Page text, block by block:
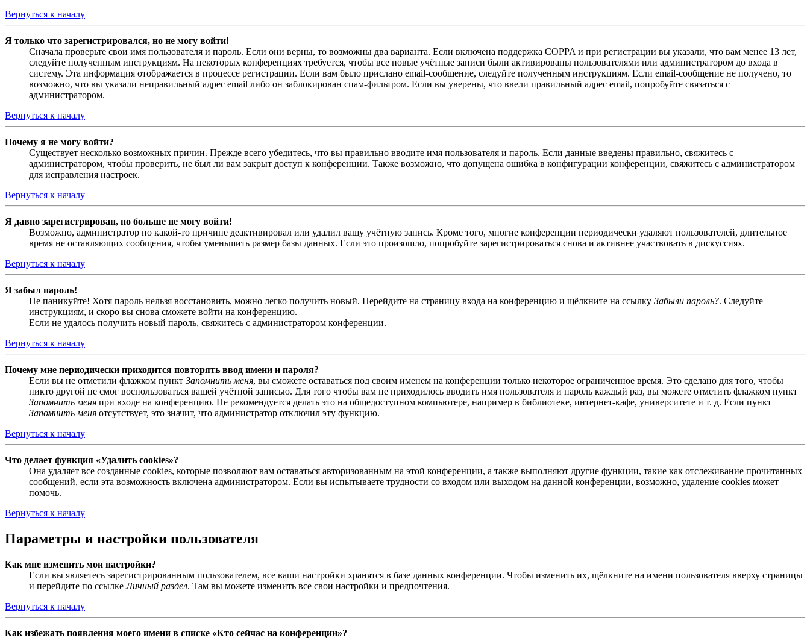
Вернуться к началу
Я только что зарегистрировался, но не могу войти!
Сначала проверьте свои имя пользователя и пароль. Если они верны, то возможны два варианта. Если включена поддержка COPPA и при регистрации вы указали, что вам менее 13 лет,
следуйте полученным инструкциям. На некоторых конференциях требуется, чтобы все новые учётные записи были активированы пользователями или администратором до входа в
систему. Эта информация отображается в процессе регистрации. Если вам было прислано email-сообщение, следуйте полученным инструкциям. Если email-сообщение не получено, то
возможно, что вы указали неправильный адрес email либо он заблокирован спам-фильтром. Если вы уверены, что ввели правильный адрес email, попробуйте связаться с
администратором.
Вернуться к началу
Почему я не могу войти?
Существует несколько возможных причин. Прежде всего убедитесь, что вы правильно вводите имя пользователя и пароль. Если данные введены правильно, свяжитесь с
администратором, чтобы проверить, не был ли вам закрыт доступ к конференции. Также возможно, что допущена ошибка в конфигурации конференции, свяжитесь с администратором
для исправления настроек.
Вернуться к началу
Я давно зарегистрирован, но больше не могу войти!
Возможно, администратор по какой-то причине деактивировал или удалил вашу учётную запись. Кроме того, многие конференции периодически удаляют пользователей, длительное
время не оставляющих сообщения, чтобы уменьшить размер базы данных. Если это произошло, попробуйте зарегистрироваться снова и активнее участвовать в дискуссиях.
Вернуться к началу
Я забыл пароль!
Не паникуйте! Хотя пароль нельзя восстановить, можно легко получить новый. Перейдите на страницу входа на конференцию и щёлкните на ссылку Забыли пароль?. Следуйте
инструкциям, и скоро вы снова сможете войти на конференцию.
Если не удалось получить новый пароль, свяжитесь с администратором конференции.
Вернуться к началу
Почему мне периодически приходится повторять ввод имени и пароля?
Если вы не отметили флажком пункт Запомнить меня, вы сможете оставаться под своим именем на конференции только некоторое ограниченное время. Это сделано для того, чтобы
никто другой не смог воспользоваться вашей учётной записью. Для того чтобы вам не приходилось вводить имя пользователя и пароль каждый раз, вы можете отметить флажком пункт
Запомнить меня при входе на конференцию. Не рекомендуется делать это на общедоступном компьютере, например в библиотеке, интернет-кафе, университете и т. д. Если пункт
Запомнить меня отсутствует, это значит, что администратор отключил эту функцию.
Вернуться к началу
Что делает функция «Удалить cookies»?
Она удаляет все созданные cookies, которые позволяют вам оставаться авторизованным на этой конференции, а также выполняют другие функции, такие как отслеживание прочитанных
сообщений, если эта возможность включена администратором. Если вы испытываете трудности со входом или выходом на данной конференции, возможно, удаление cookies может
помочь.
Вернуться к началу
Параметры и настройки пользователя
Как мне изменить мои настройки?
Если вы являетесь зарегистрированным пользователем, все ваши настройки хранятся в базе данных конференции. Чтобы изменить их, щёлкните на имени пользователя вверху страницы
и перейдите по ссылкеЛичный раздел. Там вы можете изменить все свои настройки и предпочтения.
Вернуться к началу
Как избежать появления моего имени в списке «Кто сейчас на конференции»?